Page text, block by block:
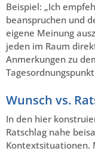
Beispiel: „Ich
beanspruchen und
eigene Meinung
jeden im Raum
Anmerkungen zu
Wunsch vs.
In den hier
Ratschlag nahe
Kontextsituationen.